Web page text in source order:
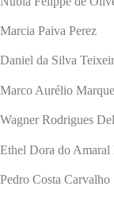
Marcia Paiva Perez
Daniel da Silva
Marco Aurélio
Wagner Rodrigues
Ethel Dora do Amaral
Pedro Costa Carvalho